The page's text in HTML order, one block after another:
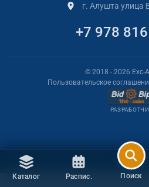
г. Алушта улица
+7 978
© 2018 - 2026 Exc-
Пользовательское
Каталог Распис. Поиск